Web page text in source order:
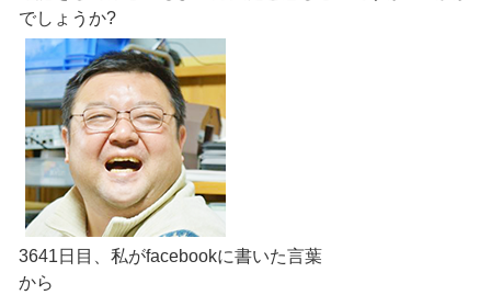
でしょうか?
3641日目、私がfacebookに書いた言葉
から